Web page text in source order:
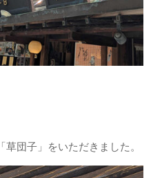
団子」をいただきました。